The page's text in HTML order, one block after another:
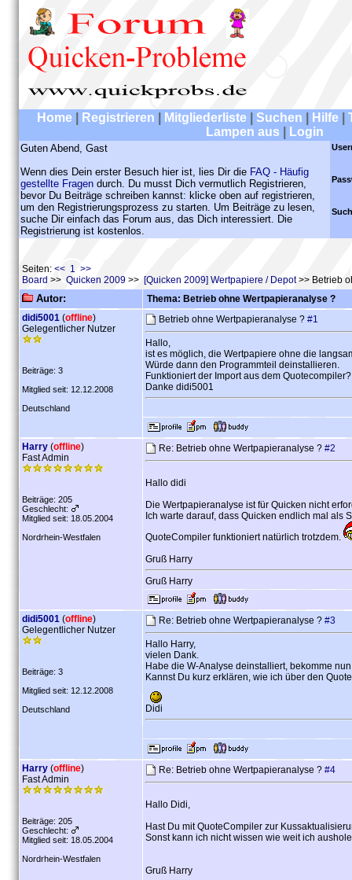
Home Registrieren Mitgliederliste Suchen Hilfe
Lampen aus
Login
Guten Abend, Gast
Wenn dies Dein erster Besuch hier ist, lies Dir die FAQ - Häufig
gestellte Fragen durch. Du musst Dich vermutlich Registrieren,
bevor Du Beiträge schreiben kannst: klicke oben auf registrieren,
um den Registrierungsprozess zu starten. Um Beiträge zu lesen,
suche Dir einfach das Forum aus, das Dich interessiert. Die
Registrierung ist kostenlos.
Seiten: << 1 >>
Board >> Quicken 2009 >> [Quicken 2009] Wertpapiere / Depot>> Betrieb
Autor:
Thema: Betrieb ohne Wertpapieranalyse ?
didi5001 (offline)
Gelegentlicher Nutzer
Beiträge: 3
Mitglied seit: 12.12.2008
Deutschland
Betrieb ohne Wertpapieranalyse ? #1
Hallo,
ist es möglich, die Wertpapiere ohne die
Würde dann den Programmteil deinstallieren.
Funktioniert der Import aus dem Quotecompiler?
Danke didi5001
Harry (offline)
Fast Admin
Beiträge: 205
Geschlecht:
Mitglied seit: 18.05.2004
Nordrhein-Westfalen
Re: Betrieb ohne Wertpapieranalyse ? #2
Hallo didi
Die Wertpapieranalyse ist für Quicken nicht
Ich warte darauf, dass Quicken endlich mal
QuoteCompiler funktioniert natürlich trotzdem.
Gruß Harry
Gruß Harry
didi5001 (offline)
Gelegentlicher Nutzer
Beiträge: 3
Mitglied seit: 12.12.2008
Deutschland
Re: Betrieb ohne Wertpapieranalyse ? #3
Hallo Harry,
vielen Dank.
Habe die W-Analyse deinstalliert, bekomme
Kannst Du kurz erklären, wie ich über den
Didi
Harry (offline)
Fast Admin
Beiträge: 205
Geschlecht:
Mitglied seit: 18.05.2004
Nordrhein-Westfalen
Re: Betrieb ohne Wertpapieranalyse ? #4
Hallo Didi,
Hast Du mit QuoteCompiler zur
Sonst kann ich nicht wissen wie weit ich
Gruß Harry